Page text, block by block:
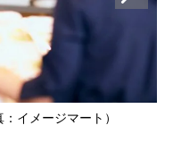
イメージマート）